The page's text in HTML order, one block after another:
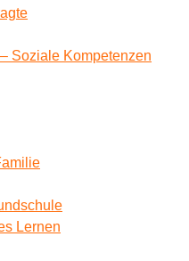
Soziale Kompetenzen
Lernen